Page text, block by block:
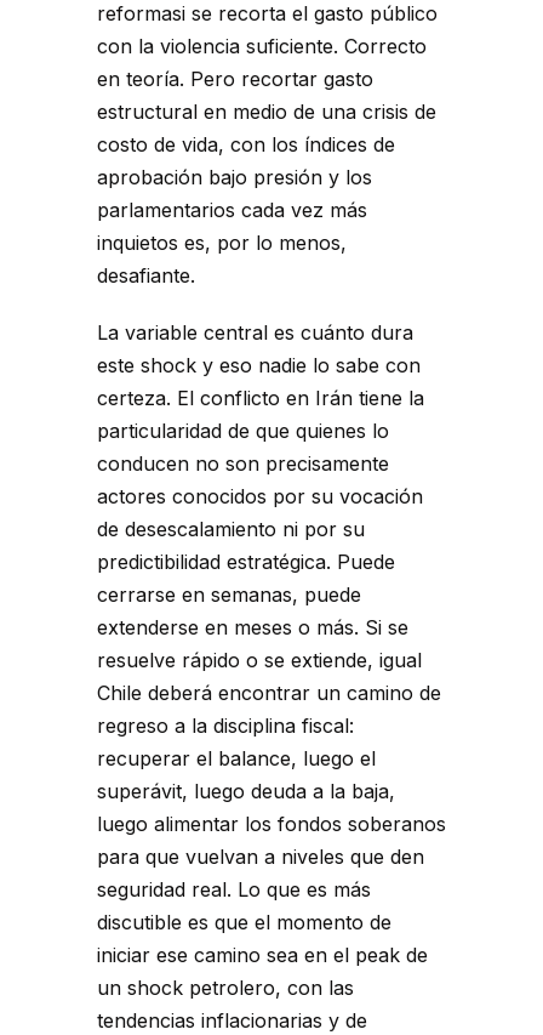
reformasi se recorta el gasto público
con la violencia suficiente. Correcto
en teoría. Pero recortar gasto
estructural en medio de una crisis de
costo de vida, con los índices de
aprobación bajo presión y los
parlamentarios cada vez más
inquietos es, por lo menos,
desafiante.
La variable central es cuánto dura
este shock y eso nadie lo sabe con
certeza. El conflicto en Irán tiene la
particularidad de que quienes lo
conducen no son precisamente
actores conocidos por su vocación
de desescalamiento ni por su
predictibilidad estratégica. Puede
cerrarse en semanas, puede
extenderse en meses o más. Si se
resuelve rápido o se extiende, igual
Chile deberá encontrar un camino de
regreso a la disciplina fiscal:
recuperar el balance, luego el
superávit, luego deuda a la baja,
luego alimentar los fondos soberanos
para que vuelvan a niveles que den
seguridad real. Lo que es más
discutible es que el momento de
iniciar ese camino sea en el peak de
un shock petrolero, con las
tendencias inflacionarias y de